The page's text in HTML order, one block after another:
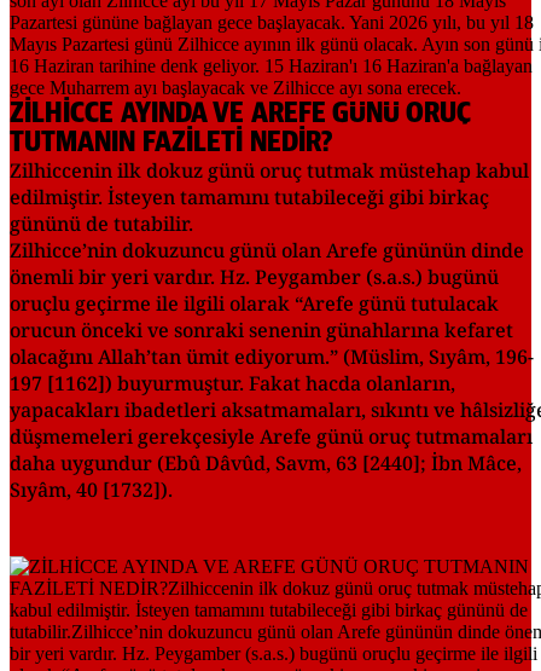
ZİLHİCCE AYINDA VE AREFE GÜNÜ ORUÇ
TUTMANIN FAZİLETİ NEDİR?
Zilhiccenin ilk dokuz günü oruç tutmak müstehap kabul
edilmiştir. İsteyen tamamını tutabileceği gibi birkaç
gününü de tutabilir.
Zilhicce’nin dokuzuncu günü olan Arefe gününün dinde
önemli bir yeri vardır. Hz. Peygamber (s.a.s.) bugünü
oruçlu geçirme ile ilgili olarak “Arefe günü tutulacak
orucun önceki ve sonraki senenin günahlarına kefaret
olacağını Allah’tan ümit ediyorum.” (Müslim, Sıyâm, 196-
197 [1162]) buyurmuştur. Fakat hacda olanların,
yapacakları ibadetleri aksatmamaları, sıkıntı ve
düşmemeleri gerekçesiyle Arefe günü oruç tutmamaları
daha uygundur (Ebû Dâvûd, Savm, 63 [2440]; İbn Mâce,
Sıyâm, 40 [1732]).